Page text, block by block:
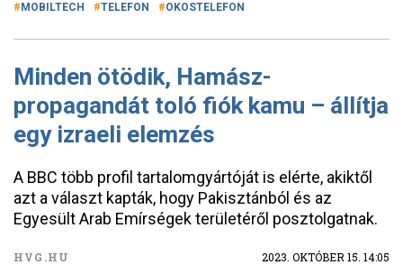
MOBILTECH TELEFON OKOSTELEFON
Minden ötödik, Hamász-
propagandát toló fiók kamu – állítja
egy izraeli elemzés
A BBC több profil tartalomgyártóját is elérte, akiktől
azt a választ kapták, hogy Pakisztánból és az
Egyesült Arab Emírségek területéről posztolgatnak.
HVG.HU 2023. OKTÓBER 15. 14:05